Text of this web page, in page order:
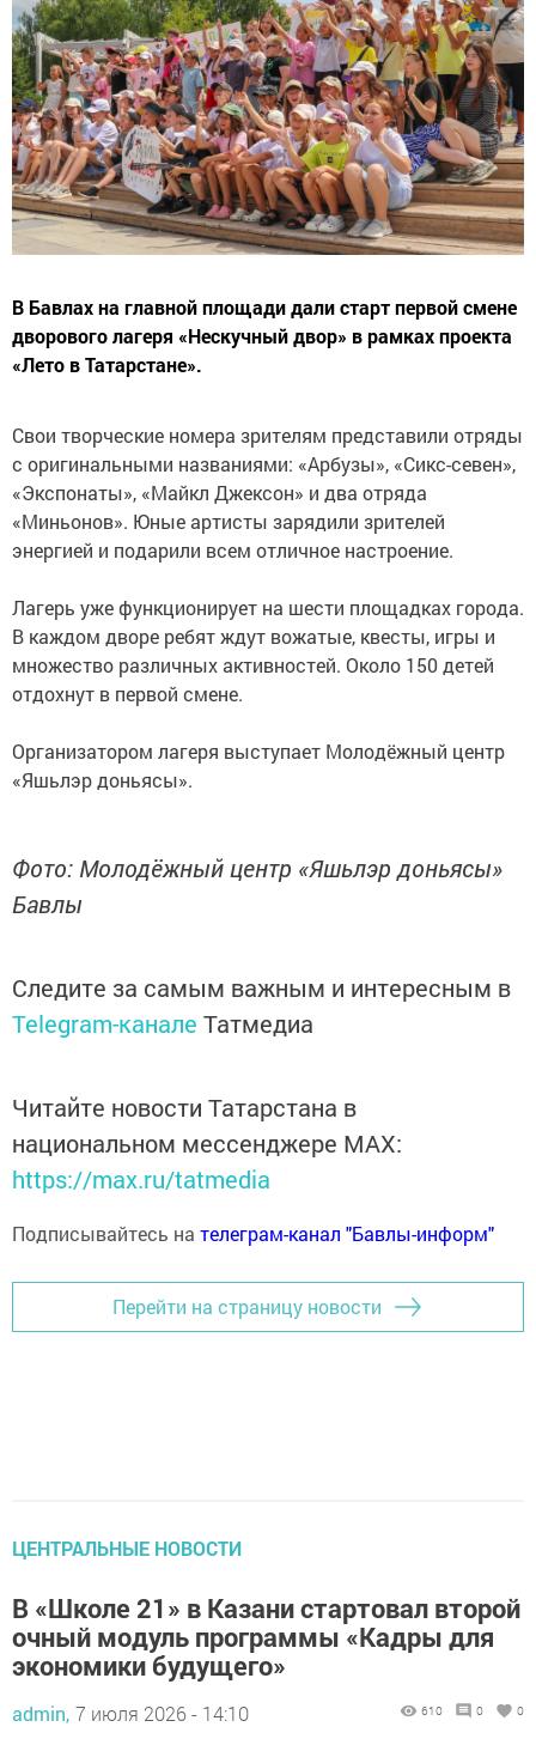
В Бавлах на главной площади дали старт первой смене
дворового лагеря «Нескучный двор» в рамках проекта
«Лето в Татарстане».
Свои творческие номера зрителям представили отряды
с оригинальными названиями: «Арбузы», «Сикс-севен»,
«Экспонаты», «Майкл Джексон» и два отряда
«Миньонов». Юные артисты зарядили зрителей
энергией и подарили всем отличное настроение.
Лагерь уже функционирует на шести площадках города.
В каждом дворе ребят ждут вожатые, квесты, игры и
множество различных активностей. Около 150 детей
отдохнут в первой смене.
Организатором лагеря выступает Молодёжный центр
«Яшьлэр доньясы».
Фото: Молодёжный центр «Яшьлэр доньясы»
Бавлы
Следите за самым важным и интересным в
Telegram-канале Татмедиа
Читайте новости Татарстана в
национальном мессенджере MАХ:
https://max.ru/tatmedia
Подписывайтесь на телеграм-канал "Бавлы-информ"
Перейти на страницу новости
ЦЕНТРАЛЬНЫЕ НОВОСТИ
В «Школе 21» в Казани стартовал второй
очный модуль программы «Кадры для
экономики будущего»
admin, 7 июля 2026 - 14:10 610 0 0